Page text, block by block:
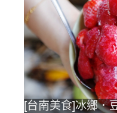
[台南美食]冰鄉．